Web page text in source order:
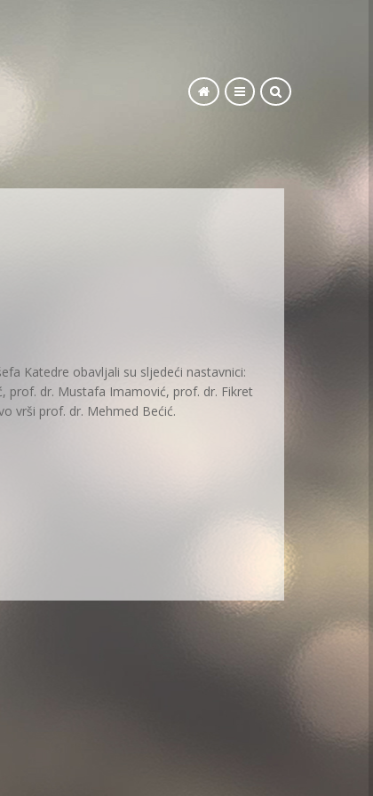
Katedre obavljali su sljedeći nastavnici:
prof. dr. Mustafa Imamović, prof. dr. Fikret
vrši prof. dr. Mehmed Bećić.